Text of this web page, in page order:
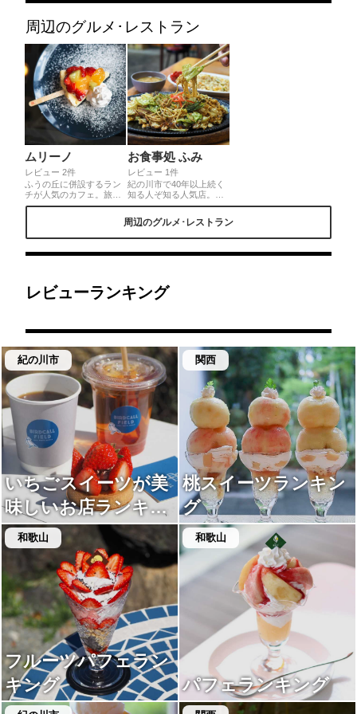
周辺のグルメ･レストラン
ムリーノ
レビュー 2件
ふうの丘に併設するラン
チが人気のカフェ。旅気
分を味わえる世界のお料
で海外旅行気分です♪この
イタリア”。色々なものを
麗でワクワクするプレー
トです。チーズケーキの
お食事処 ふみ
レビュー 1件
紀の川市で40年以上続く
知る人ぞ知る人気店。焼
きそばが有名で、地元の
人に愛されるだけでなく
わざわざ訪れるお客様も
多いそうです。一番人気
ツやお野菜などの具材た
しい！細麺に甘みのある
ソースがしっかり絡んで
プ。
周辺のグルメ･レストラン
レビューランキング
紀の川市
いちごスイーツが美
味しいお店ランキン
グ
関西
桃スイーツランキン
グ
和歌山
フルーツパフェラン
キング
和歌山
パフェランキング